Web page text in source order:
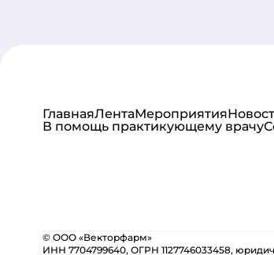
ГлавнаяЛентаМероприятия
В помощь практикующему врачу
© ООО «Векторфарм»
ИНН 7704799640, ОГРН 1127746033458,